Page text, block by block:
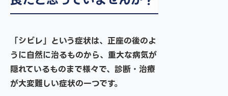
「シビレ」という症状は、正座の後のよ
うに自然に治るものから、重大な病気が
隠れているものまで様々で、診断・治療
が大変難しい症状の一つです。